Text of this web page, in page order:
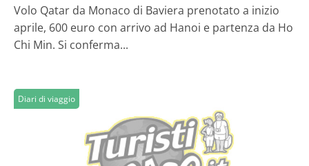
Volo Qatar da Monaco di Baviera prenotato a inizio
aprile, 600 euro con arrivo ad Hanoi e partenza da Ho
Chi Min. Si conferma...
Diari di viaggio